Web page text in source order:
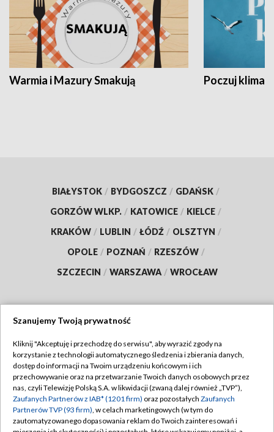
Warmia i Mazury Smakują Poczuj klimat
BIAŁYSTOK / BYDGOSZCZ / GDAŃSK /
GORZÓW WLKP. / KATOWICE / KIELCE /
KRAKÓW / LUBLIN / ŁÓDŹ / OLSZTYN /
OPOLE / POZNAŃ / RZESZÓW /
SZCZECIN / WARSZAWA / WROCŁAW
TVP
Abonament TVP
Emisja w TVP
Centrum informacji TVP
Regulamin TVP
Polityka prywatności
Moje zgody
Szanujemy Twoją prywatność
Kliknij "Akceptuję i przechodzę do serwisu", aby wyrazić zgody na
korzystanie z technologii automatycznego śledzenia i zbierania danych,
dostęp do informacji na Twoim urządzeniu końcowym i ich
przechowywanie oraz na przetwarzanie Twoich danych osobowych przez
nas, czyli Telewizję Polską S.A. w likwidacji (zwaną dalej również „TVP”),
Zaufanych Partnerów z IAB* (1201 firm) oraz pozostałych Zaufanych
Partnerów TVP (93 firm), w celach marketingowych (w tym do
zautomatyzowanego dopasowania reklam do Twoich zainteresowań i